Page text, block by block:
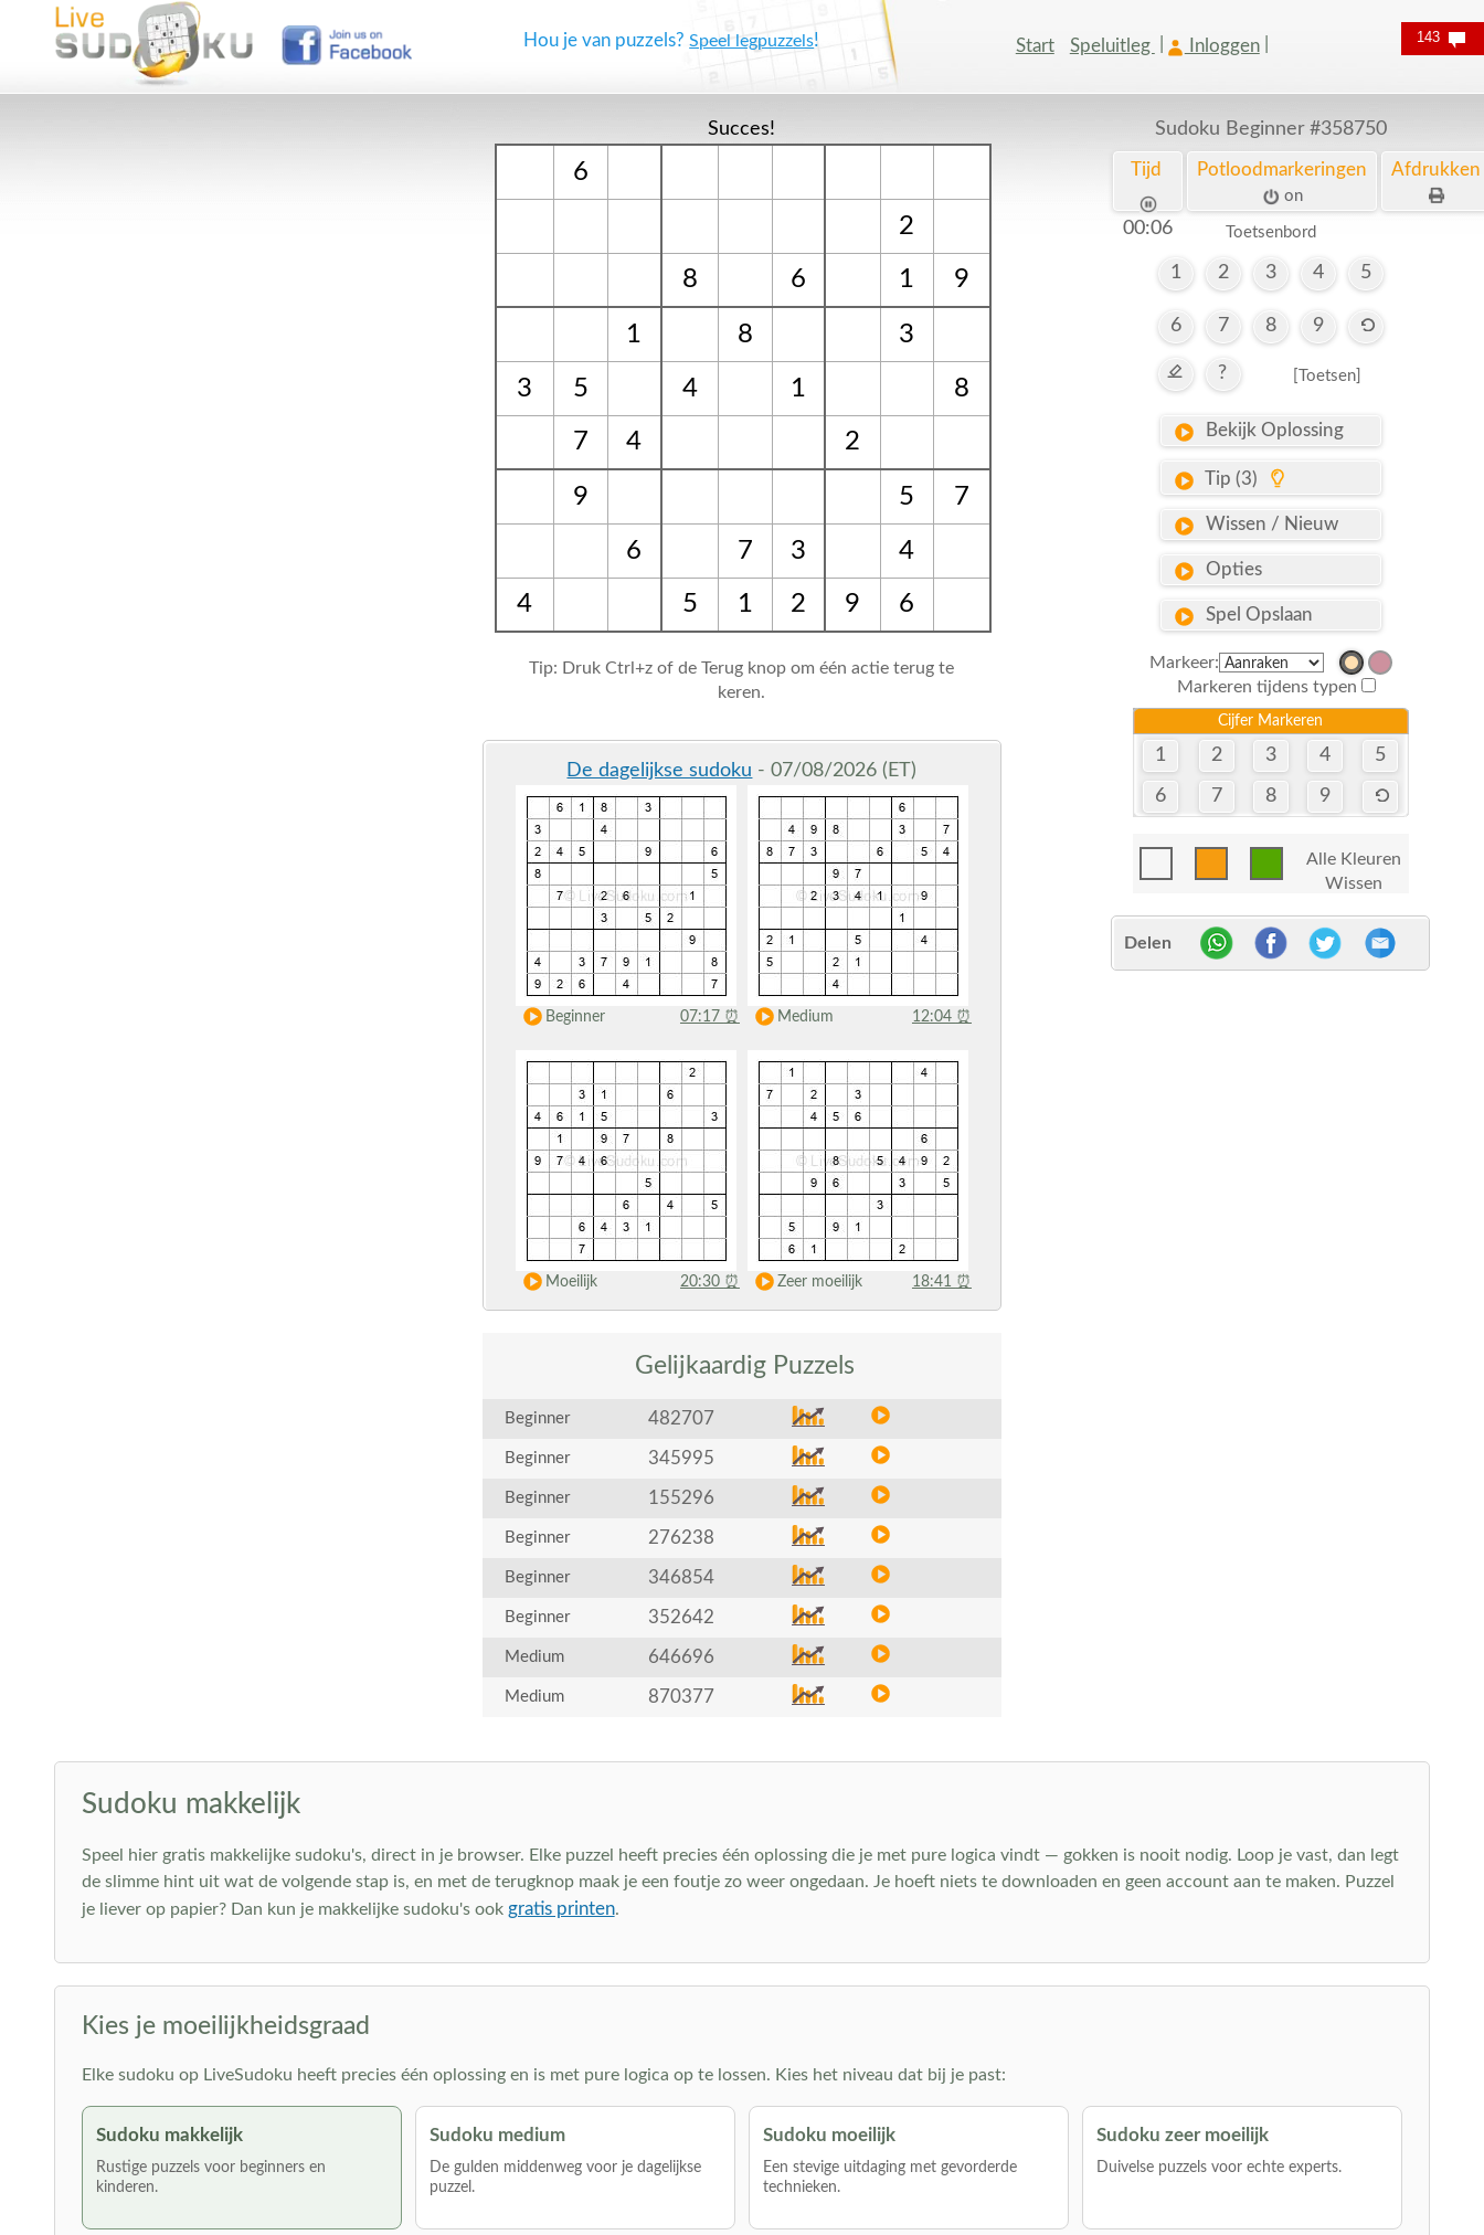
Hou je van puzzels?Speel legpuzzels! Start Speluitleg Inloggen
Succes!
6
2
8
6 1 9
1 8 3
3 5 4 1
8
7
4 2
9 5 7
6 7 3
4
4
5 1 2 9 6
Tip: Druk Ctrl+z of de Terug knop om één actie terug te
keren.
De dagelijkse sudoku - 07/08/2026 (ET)
Beginner 07:17 ⏰ Medium 12:04 ⏰
Moeilijk 20:30 ⏰ Zeer moeilijk 18:41 ⏰
Gelijkaardig Puzzels
Beginner 482707
Beginner 345995
Beginner 155296
Beginner 276238
Beginner 346854
Beginner 352642
Medium 646696
Medium 870377
Sudoku Beginner #358750
Tijd
00:07
Potloodmarkeringen
on
Afdrukken
Toetsenbord
1 2 3 4 5
6 7 8 9
? [Toetsen]
Bekijk Oplossing
Tip (3)
Wissen / Nieuw
Opties
Spel Opslaan
Markeer:
Markeren tijdens typen
Cijfer Markeren
1 2 3 4 5
6 7 8 9
Alle Kleuren
Wissen
Delen
Sudoku makkelijk
Speel hier gratis makkelijke sudoku's, direct in je browser. Elke puzzel heeft precies één oplossing die je met pure logica vindt — gokken is nooit nodig. Loop je vast, dan legt
de slimme hint uit wat de volgende stap is, en met de terugknop maak je een foutje zo weer ongedaan. Je hoeft niets te downloaden en geen account aan te maken. Puzzel
je liever op papier? Dan kun je makkelijke sudoku's ook gratis printen.
Kies je moeilijkheidsgraad
Elke sudoku op LiveSudoku heeft precies één oplossing en is met pure logica op te lossen. Kies het niveau dat bij je past:
Sudoku makkelijk
Rustige puzzels voor beginners en
kinderen.
Sudoku medium
De gulden middenweg voor je dagelijkse
puzzel.
Sudoku moeilijk
Een stevige uitdaging met gevorderde
technieken.
Sudoku zeer moeilijk
Duivelse puzzels voor echte experts.
143